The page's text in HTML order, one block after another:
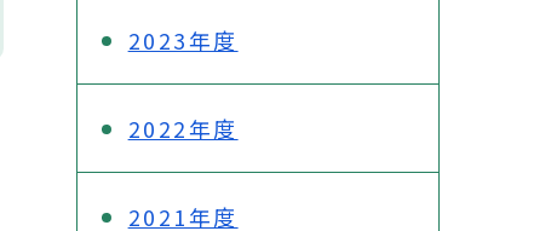
2023年度
2022年度
2021年度